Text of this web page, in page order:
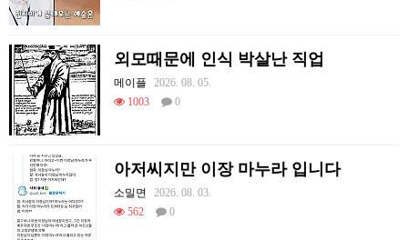
외모때문에 인식 박살난 직업
메이플
2026. 08. 05.
1003
0
아저씨지만 이장 마누라 입니다
소밀면
2026. 08. 03.
562
0